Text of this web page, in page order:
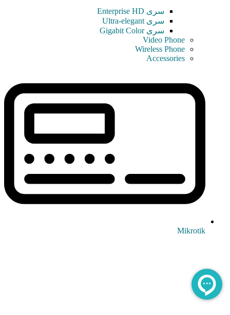
سری Enterprise HD
سری Ultra-elegant
سری Gigabit Color
Video Phone
Wireless Phone
Accessories
Mikrotik